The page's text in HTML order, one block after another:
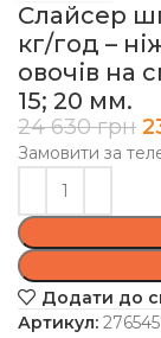
Слайсер
кг/год –
овочів на
15; 20 мм.
24 630грн
Замовити за
Додати до
Артикул: